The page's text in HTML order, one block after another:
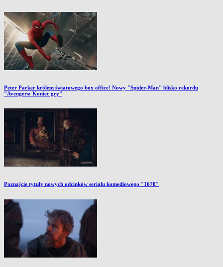
Peter Parker królem światowego box office! Nowy "Spider-Man" blisko rekordu
"Avengers: Koniec gry"
Poznajcie tytuły nowych odcinków serialu komediowego "1670"